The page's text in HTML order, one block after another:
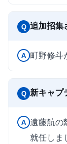
Q 追加招集
A 町野修斗
Q 新キャプ
A 遠藤航の
就任しま